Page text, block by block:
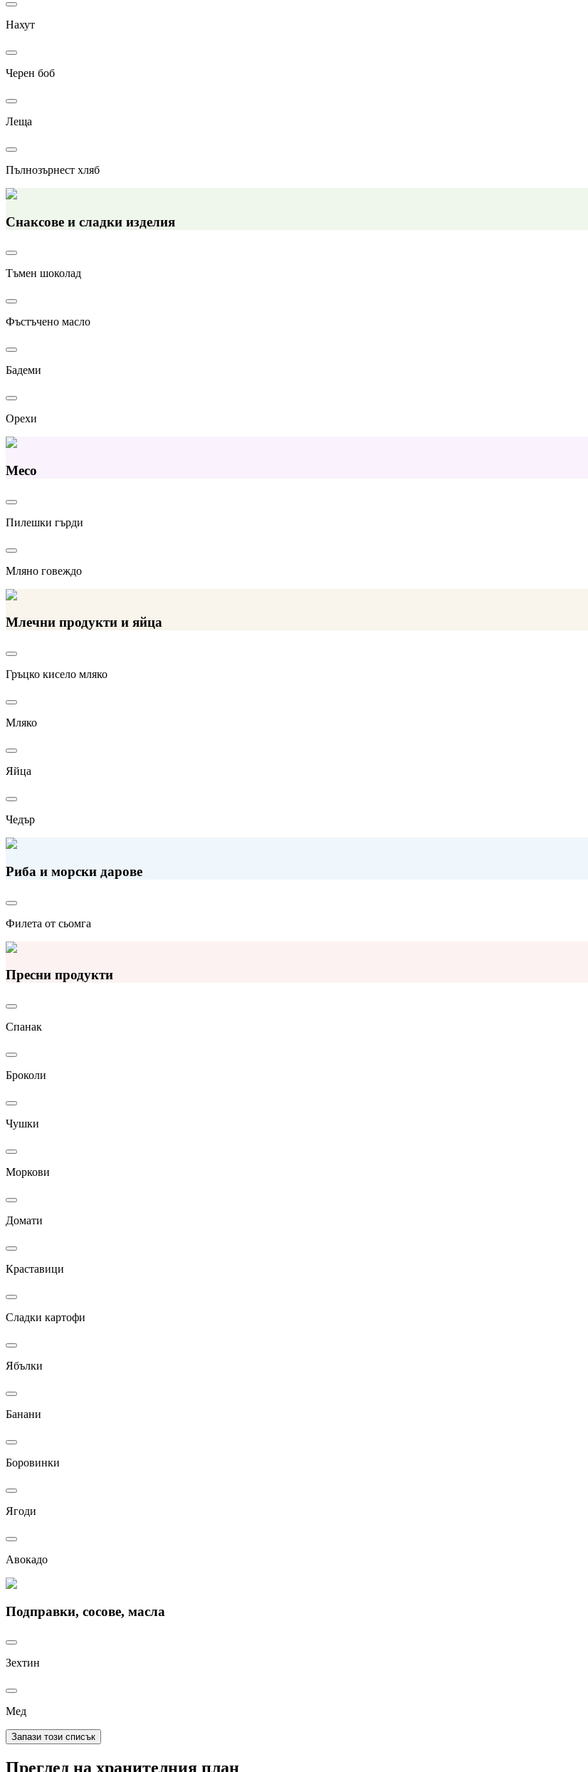
Нахут
Черен боб
Леща
Пълнозърнест хляб
Снаксове и сладки изделия
Тъмен шоколад
Фъстъчено масло
Бадеми
Орехи
Месо
Пилешки гърди
Мляно говеждо
Млечни продукти и яйца
Гръцко кисело мляко
Мляко
Яйца
Чедър
Риба и морски дарове
Филета от сьомга
Пресни продукти
Спанак
Броколи
Чушки
Моркови
Домати
Краставици
Сладки картофи
Ябълки
Банани
Боровинки
Ягоди
Авокадо
Подправки, сосове, масла
Зехтин
Мед
Запази този списък
Преглед на хранителния план